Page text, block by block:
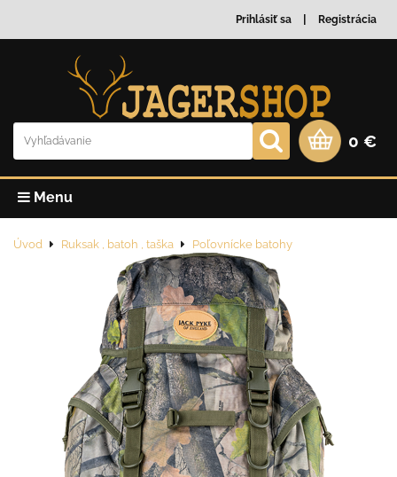
Prihlásiť sa Registrácia
0 €
Menu
Úvod Ruksak , batoh , taška Poľovnícke batohy